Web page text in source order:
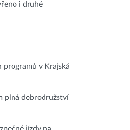
i druhé
programů v Krajská
plná dobrodružství